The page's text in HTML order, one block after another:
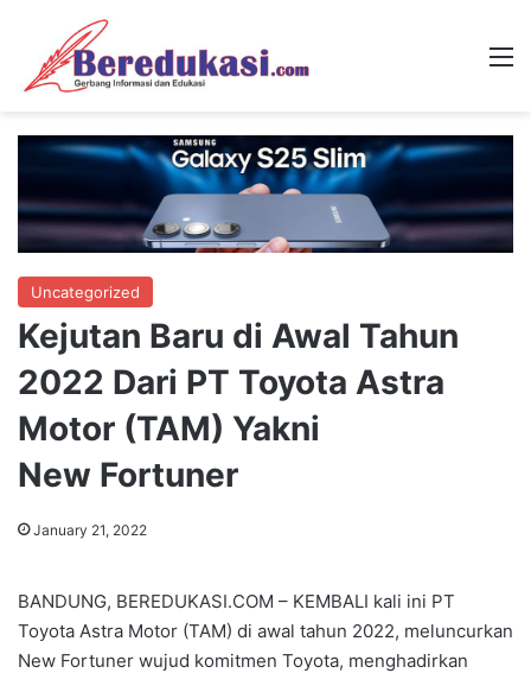
Uncategorized
Kejutan Baru di Awal Tahun
2022 Dari PT Toyota Astra
Motor (TAM) Yakni
New Fortuner
January 21, 2022
BANDUNG, BEREDUKASI.COM – KEMBALI kali ini PT
Toyota Astra Motor (TAM) di awal tahun 2022, meluncurkan
New Fortuner wujud komitmen Toyota, menghadirkan